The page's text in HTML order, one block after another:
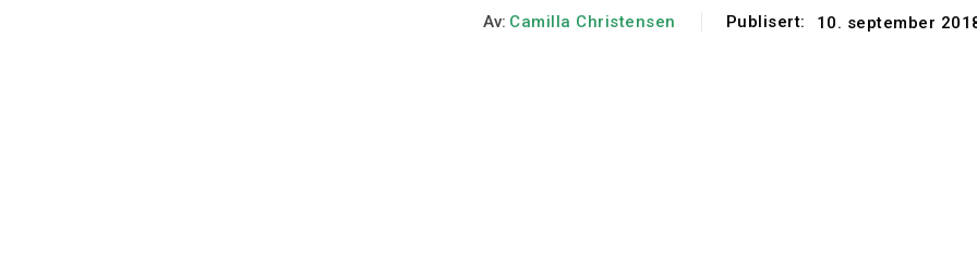
Av: Camilla Christensen Publisert: 10. september